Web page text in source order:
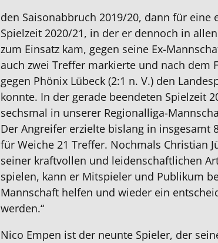
den Saisonabbruch 2019/20, dann für eine
Spielzeit 2020/21, in der er dennoch in
zum Einsatz kam, gegen seine Ex-
auch zwei Treffer markierte und nach dem
gegen Phönix Lübeck (2:1 n. V.) den
konnte. In der gerade beendeten Spielzeit
sechsmal in unserer Regionalliga-
Der Angreifer erzielte bislang in insgesamt
für Weiche 21 Treffer. Nochmals Christian
seiner kraftvollen und leidenschaftlichen
spielen, kann er Mitspieler und Publikum
Mannschaft helfen und wieder ein
werden.“
Nico Empen ist der neunte Spieler, der